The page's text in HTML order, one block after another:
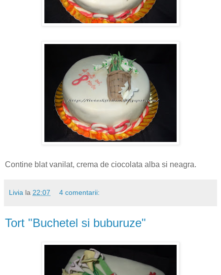
Contine blat vanilat, crema de ciocolata alba si neagra.
Livia la 22:07 4 comentarii:
Tort "Buchetel si buburuze"